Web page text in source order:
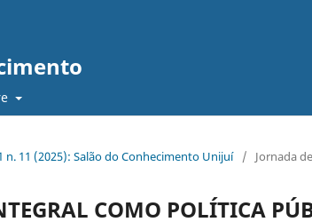
n. 11 (2025): Salão do Conhecimento Unijuí / Jornada
COMO POLÍTICA